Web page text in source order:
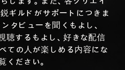
ギルドがサポートにつきま
タビューを聞くもよし、
聴するもよし、好きな配信
ての人が楽しめる内容にな
ください。